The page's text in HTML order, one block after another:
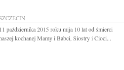
11 października 2015 roku mija 10 lat od śmierci
kochanej Mamy i Babci, Siostry i Cioci...